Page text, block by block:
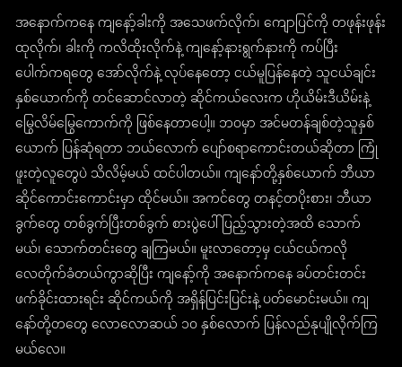
အနောက်ကနေ ကျနော့်ခါးကို အသေဖက်လိုက်၊ ကျောပြင်ကို တဖုန်းဖုန်း
ထုလိုက်၊ ခါးကို ကလိထိုးလိုက်နဲ့ ကျနော့်နားရွက်နားကို ကပ်ပြီး
ပေါက်ကရတွေ အော်လိုက်နဲ့ လုပ်နေတော့ ငယ်မူပြန်နေတဲ့ သူငယ်ချင်း
နှစ်ယောက်ကို တင်ဆောင်လာတဲ့ ဆိုင်ကယ်လေးက ဟိုယိမ်းဒီယိမ်းနဲ့
မြွေလိမ်မြွေကောက်ကို ဖြစ်နေတာပေါ့။ ဘဝမှာ အင်မတန်ချစ်တဲ့သူနှစ်
ယောက် ပြန်ဆုံရတာ ဘယ်လောက် ပျော်စရာကောင်းတယ်ဆိုတာ ကြုံ
ဖူးတဲ့လူတွေပဲ သိလိမ့်မယ် ထင်ပါတယ်။ ကျနော်တို့နှစ်ယောက် ဘီယာ
ဆိုင်ကောင်းကောင်းမှာ ထိုင်မယ်။ အကင်တွေ တနင့်တပိုးစား၊ ဘီယာ
ခွက်တွေ တစ်ခွက်ပြီးတစ်ခွက် စားပွဲပေါ်ပြည့်သွားတဲ့အထိ သောက်
မယ်၊ သောက်တင်းတွေ ချကြမယ်။ မူးလာတော့မှ ငယ်ငယ်ကလို
လေတိုက်ခံတယ်ကွာဆိုပြီး ကျနော့်ကို အနောက်ကနေ ခပ်တင်းတင်း
ဖက်ခိုင်းထားရင်း ဆိုင်ကယ်ကို အရှိန်ပြင်းပြင်းနဲ့ ပတ်မောင်းမယ်။ ကျ
နော်တို့တတွေ လောလောဆယ် ၁၀ နှစ်လောက် ပြန်လည်နုပျိုလိုက်ကြ
မယ်လေ။